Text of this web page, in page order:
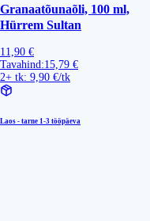
Granaatõunaõli, 100 ml,
Hürrem Sultan
11,90 €
Tavahind:15,79 €
2+ tk: 9,90 €/tk
Laos - tarne 1-3 tööpäeva